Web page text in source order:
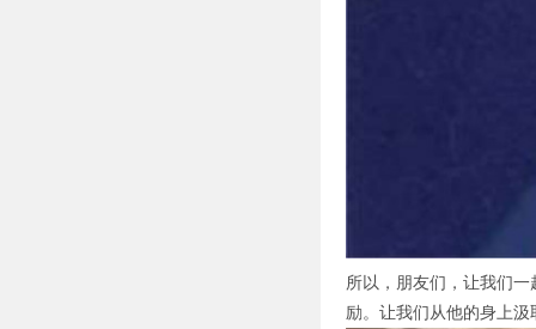
所以，朋友们，让我们
励。让我们从他的身上